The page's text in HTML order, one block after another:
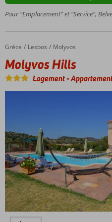
dans les
espaces
communs
centre de
Molyvos
est à 1
kilomètre
Séjour
Inclus
Pour “Emplacement” et “Service”,
Accueil
Grèce Lesbos Molyvos
Molyvos Hills
Molyvos Hills
Logement-